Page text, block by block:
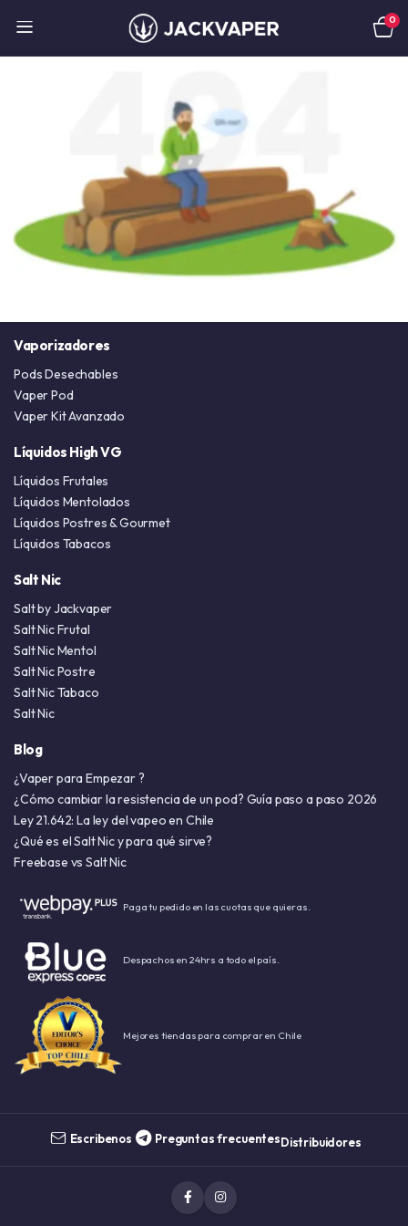
0
Vaporizadores
Pods Desechables
Vaper Pod
Vaper Kit Avanzado
Líquidos High VG
Líquidos Frutales
Líquidos Mentolados
Líquidos Postres & Gourmet
Líquidos Tabacos
Salt Nic
Salt by Jackvaper
Salt Nic Frutal
Salt Nic Mentol
Salt Nic Postre
Salt Nic Tabaco
Salt Nic
Blog
¿Vaper para Empezar ?
¿Cómo cambiar la resistencia de un pod? Guía paso a paso 2026
Ley 21.642: La ley del vapeo en Chile
¿Qué es el Salt Nic y para qué sirve?
Freebase vs Salt Nic
Paga tu pedido en las cuotas que quieras.
Despachos en 24hrs a todo el país.
Mejores tiendas para comprar en Chile
Escribenos Preguntas frecuentesDistribuidores